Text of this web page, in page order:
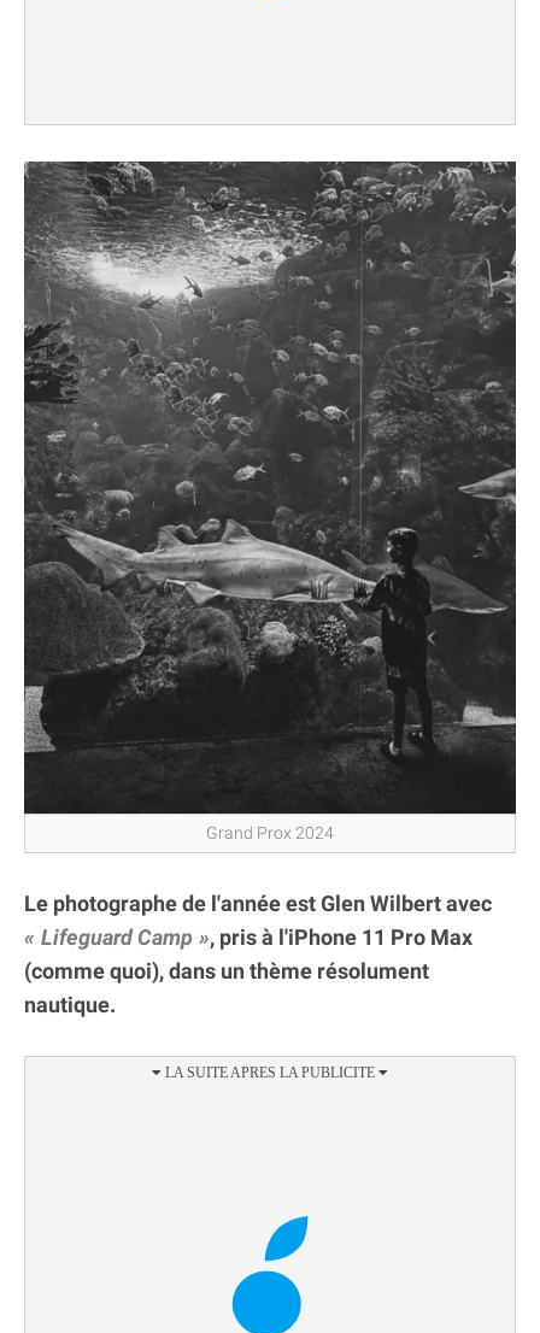
Grand Prox 2024
Le photographe de l'année est Glen Wilbert avec
Lifeguard Camp
, pris à l'iPhone 11 Pro Max
(comme quoi), dans un thème résolument
nautique.